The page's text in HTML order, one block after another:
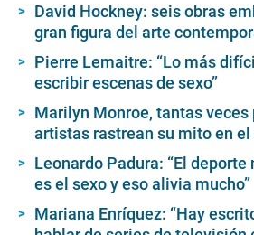
David Hockney: seis obras
gran figura del arte
Pierre Lemaitre: “Lo más
escribir escenas de sexo”
Marilyn Monroe, tantas
artistas rastrean su mito en
Leonardo Padura: “El
es el sexo y eso alivia mucho”
Mariana Enríquez: “Hay